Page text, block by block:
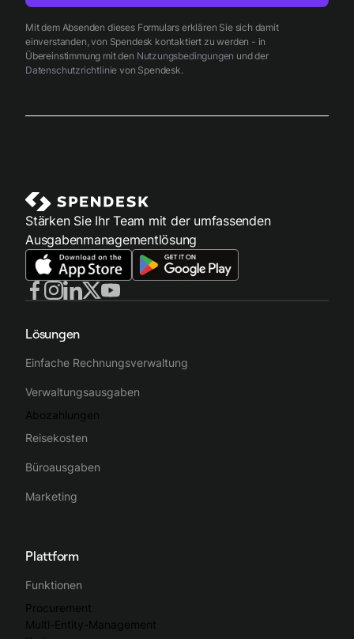
Mit dem Absenden dieses Formulars erklären Sie sich damit
einverstanden, von Spendesk kontaktiert zu werden - in
Übereinstimmung mit den Nutzungsbedingungen und der
Datenschutzrichtlinie von Spendesk.
Stärken Sie Ihr Team mit der umfassenden
Ausgabenmanagementlösung
Lösungen
Einfache Rechnungsverwaltung
Verwaltungsausgaben
Abozahlungen
Reisekosten
Büroausgaben
Marketing
Plattform
Funktionen
Procurement
Multi-Entity-Management